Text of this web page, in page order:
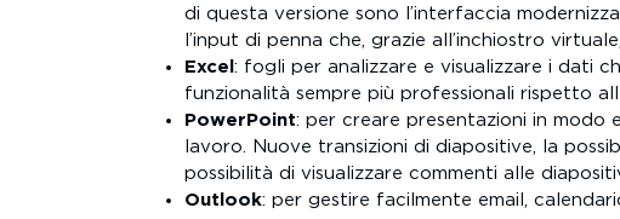
di questa versione sono l’interfaccia
l’input di penna che, grazie all’inchiostro
Excel : fogli per analizzare e visualizzare i dati
funzionalità sempre più professionali rispetto
PowerPoint: per creare presentazioni in modo
lavoro. Nuove transizioni di diapositive, la
possibilità di visualizzare commenti alle
Outlook: per gestire facilmente email,